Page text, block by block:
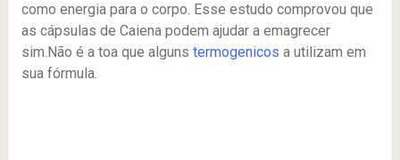
como energia para o corpo. Esse estudo comprovou que
as cápsulas de Caiena podem ajudar a emagrecer
sim.Não é a toa que alguns termogenicos a utilizam em
sua fórmula.